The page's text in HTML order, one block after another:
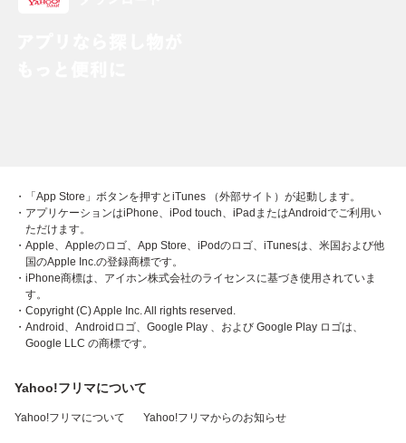
・「App Store」ボタンを押すとiTunes （外部サイト）が起動します。
・アプリケーションはiPhone、iPod touch、iPadまたはAndroidでご利用い
ただけます。
・Apple、Appleのロゴ、App Store、iPodのロゴ、iTunesは、米国および他
国のApple Inc.の登録商標です。
・iPhone商標は、アイホン株式会社のライセンスに基づき使用されていま
す。
・Copyright (C) Apple Inc. All rights reserved.
・Android、Androidロゴ、Google Play 、および Google Play ロゴは、
Google LLC の商標です。
Yahoo!フリマについて
Yahoo!フリマについて Yahoo!フリマからのお知らせ